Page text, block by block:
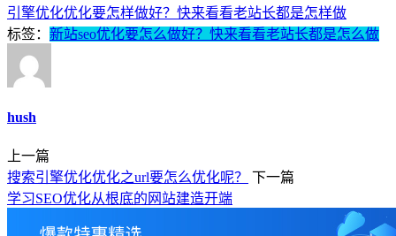
引擎优化优化要怎样做好？快来看看老站长都是怎样做
标签： 新站seo优化要怎么做好？快来看看老站长都是怎么做
hush
上一篇
搜索引擎优化优化之url要怎么优化呢？
下一篇
学习SEO优化从根底的网站建造开端